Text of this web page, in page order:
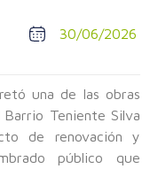
30/06/2026
una de las obras
Teniente Silva
de renovación y
público que